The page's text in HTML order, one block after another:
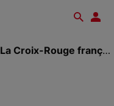
La Croix-Rouge française et StreetCo s’associent...